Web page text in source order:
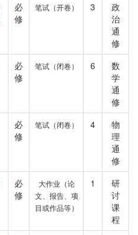
必
修
笔试（开卷） 3
政
治
通
修
必
修
笔试（闭卷） 6
数
学
通
修
必
修
笔试（闭卷） 4
物
理
通
修
必
修
大作业（论
文、报告、项
目或作品等）
1
研
讨
课
程